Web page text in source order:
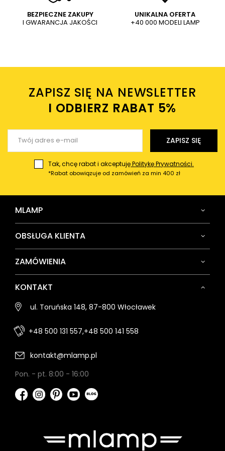
Dodaj własne zdjęcie produktu:
Twoje imię
Twój email
BEZPIECZNE ZAKUPY
I GWARANCJA JAKOŚCI
UNIKALNA OFERTA
+40 000 MODELI LAMP
ZAPISZ SIĘ NA NEWSLETTER
I ODBIERZ RABAT 5%ㅤ
ZAPISZ SIĘ
Tak, chcę rabat i akceptujęPolitykę Prywatności.
*Rabat obowiązuje od zamówień za min 400 zł
MLAMP
OBSŁUGA KLIENTA
ZAMÓWIENIA
KONTAKT
ul. Toruńska 148, 87-800 Włocławek
+48 500 131 557,+48 500 141 558
kontakt@mlamp.pl
Pon. - pt. 8:00 - 16:00